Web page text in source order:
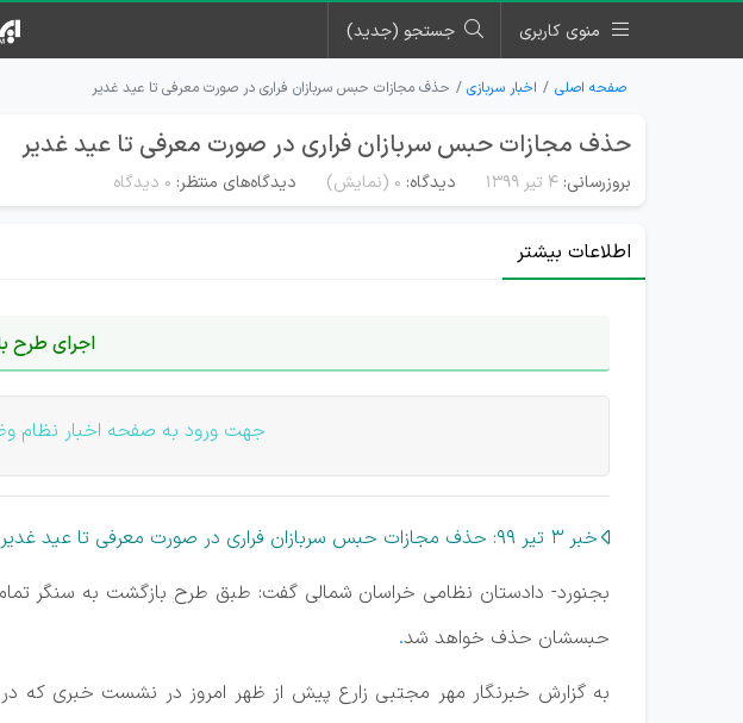
منوی کاربری جستجو (جدید)
صفحه اصلی اخبار سربازی حذف مجازات حبس سربازان فراری در صورت معرفی تا عید غدیر
حذف مجازات حبس سربازان فراری در صورت معرفی تا عید غدیر
بروزرسانی: ۴ تیر ۱۳۹۹ دیدگاه: 0 (نمایش) دیدگاه‌های منتظر: ۰ دیدگاه
اطلاعات بیشتر
اجرای طرح
جهت ورود به صفحه اخبار نظام
خبر 3 تیر 99: حذف مجازات حبس سربازان فراری در صورت معرفی تا عید غدیر
بجنورد- دادستان نظامی خراسان شمالی گفت: طبق طرح بازگشت به سنگر
حبسشان حذف خواهد شد.
به گزارش خبرنگار مهر مجتبی زارع پیش از ظهر امروز در نشست خبری که